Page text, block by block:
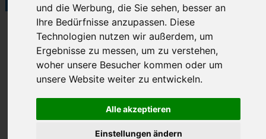
und die Werbung, die Sie sehen, besser an
Ihre Bedürfnisse anzupassen. Diese
Technologien nutzen wir außerdem, um
Ergebnisse zu messen, um zu verstehen,
woher unsere Besucher kommen oder um
unsere Website weiter zu entwickeln.
Alle akzeptieren
Einstellungen ändern
Auf Lager: 0